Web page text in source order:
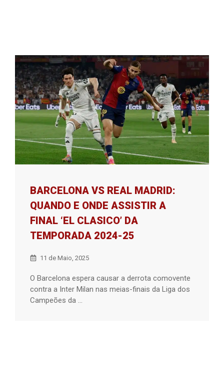
BARCELONA VS REAL MADRID:
QUANDO E ONDE ASSISTIR A
FINAL ‘EL CLASICO’ DA
TEMPORADA 2024-25
11 de Maio, 2025
O Barcelona espera causar a derrota comovente
contra a Inter Milan nas meias-finais da Liga dos
Campeões da ...